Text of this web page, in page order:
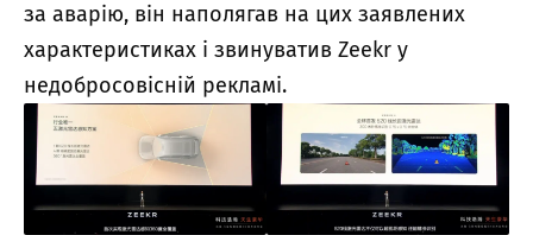
за аварію, він наполягав на цих заявлених
характеристиках і звинуватив Zeekr у
недобросовісній рекламі.